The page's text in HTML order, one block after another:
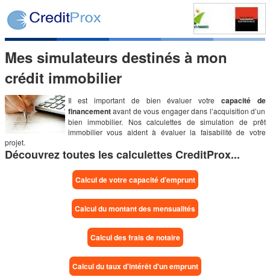
Mes simulateurs destinés à mon
crédit immobilier
Il est important de bien évaluer votre capacité de
financementavant de vous engager dans l’acquisition d’un
bien immobilier. Nos calculettes de simulation de prêt
immobilier vous aident à évaluer la faisabilité de votre
projet.
Découvrez toutes les calculettes CreditProx...
Calcul de votre capacité d’emprunt
Calcul du montant des mensualités
Calcul des frais de notaire
Calcul du taux d'intérêt d'un emprunt